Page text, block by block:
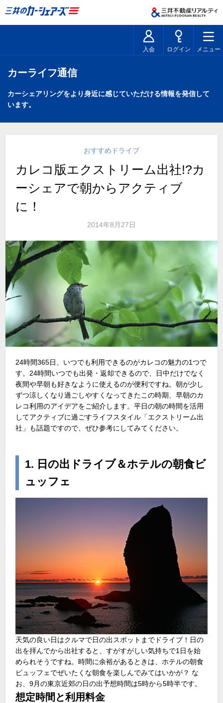
入会 ログイン メニュー
カーライフ通信
カーシェアリングをより身近に感じていただける情報を発信して
います。
おすすめドライブ
カレコ版エクストリーム出社!?カ
ーシェアで朝からアクティブ
に！
2014年8月27日
24時間365日、いつでも利用できるのがカレコの魅力の1つで
す。24時間いつでも出発・返却できるので、日中だけでなく
夜間や早朝も好きなように使えるのが便利ですね。朝が少し
ずつ涼しくなり過ごしやすくなってきたこの時期、早朝のカ
レコ利用のアイデアをご紹介します。平日の朝の時間を活用
してアクティブに過ごすライフスタイル「エクストリーム出
社」も話題ですので、ぜひ参考にしてみてください。
1. 日の出ドライブ＆ホテルの朝食ビ
ュッフェ
天気の良い日はクルマで日の出スポットまでドライブ！日の
出を拝んでから出社すると、すがすがしい気持ちで1日を始
められそうですね。時間に余裕があるときは、ホテルの朝食
ビュッフェでぜいたくな朝食を楽しんでみてはいかが？ な
お、9月の東京近郊の日の出予想時間は5時から5時半です。
想定時間と利用料金